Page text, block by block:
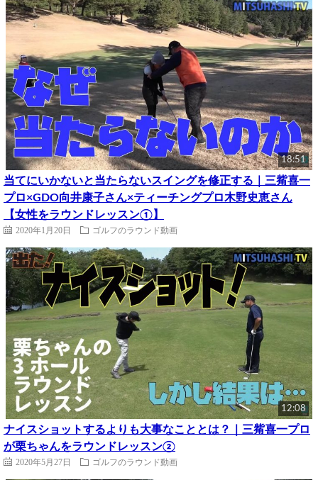
18:51
当てにいかないと当たらないスイングを修正する｜三觜喜一
プロ×GDO向井康子さん×ティーチングプロ木野史恵さん
【女性をラウンドレッスン①】
2020年1月20日 ゴルフのラウンド動画
12:08
ナイスショットするよりも大事なこととは？｜三觜喜一プロ
が栗ちゃんをラウンドレッスン②
2020年5月27日 ゴルフのラウンド動画